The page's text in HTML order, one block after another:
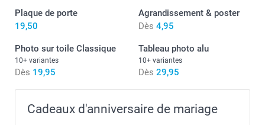
Plaque de porte
19,50
Agrandissement & poster
Dès 4,95
Photo sur toile Classique
10+ variantes
Dès 19,95
Tableau photo alu
10+ variantes
Dès 29,95
Cadeaux d'anniversaire de mariage